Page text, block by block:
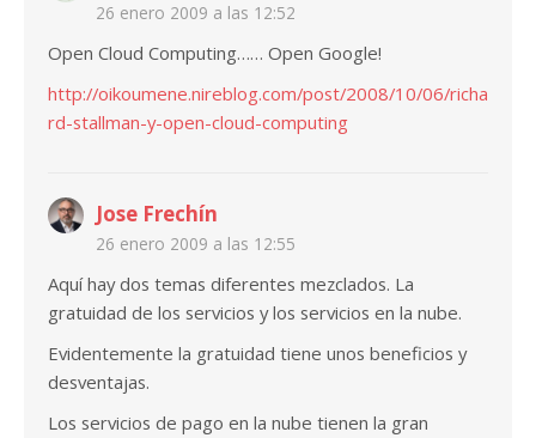
26 enero 2009 a las 12:52
Open Cloud Computing…… Open Google!
http://oikoumene.nireblog.com/post/2008/10/06/richa
rd-stallman-y-open-cloud-computing
Jose Frechín
26 enero 2009 a las 12:55
Aquí hay dos temas diferentes mezclados. La
gratuidad de los servicios y los servicios en la nube.
Evidentemente la gratuidad tiene unos beneficios y
desventajas.
Los servicios de pago en la nube tienen la gran